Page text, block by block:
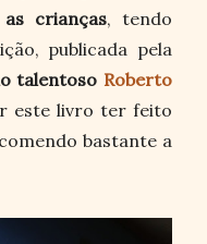
crianças, tendo
publicada pela
talentoso Roberto
este livro ter feito
bastante a